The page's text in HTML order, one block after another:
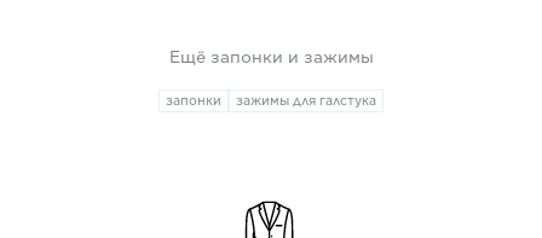
Ещё запонки и зажимы
запонки зажимы для галстука